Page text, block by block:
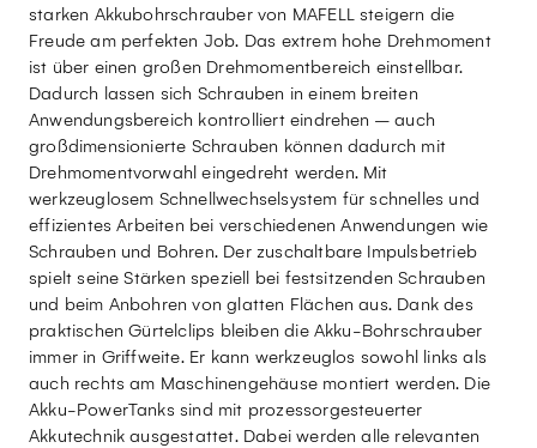
starken Akkubohrschrauber von MAFELL steigern die
Freude am perfekten Job. Das extrem hohe Drehmoment
ist über einen großen Drehmomentbereich einstellbar.
Dadurch lassen sich Schrauben in einem breiten
Anwendungsbereich kontrolliert eindrehen – auch
großdimensionierte Schrauben können dadurch mit
Drehmomentvorwahl eingedreht werden. Mit
werkzeuglosem Schnellwechselsystem für schnelles und
effizientes Arbeiten bei verschiedenen Anwendungen wie
Schrauben und Bohren. Der zuschaltbare Impulsbetrieb
spielt seine Stärken speziell bei festsitzenden Schrauben
und beim Anbohren von glatten Flächen aus. Dank des
praktischen Gürtelclips bleiben die Akku-Bohrschrauber
immer in Griffweite. Er kann werkzeuglos sowohl links als
auch rechts am Maschinengehäuse montiert werden. Die
Akku-PowerTanks sind mit prozessorgesteuerter
Akkutechnik ausgestattet. Dabei werden alle relevanten